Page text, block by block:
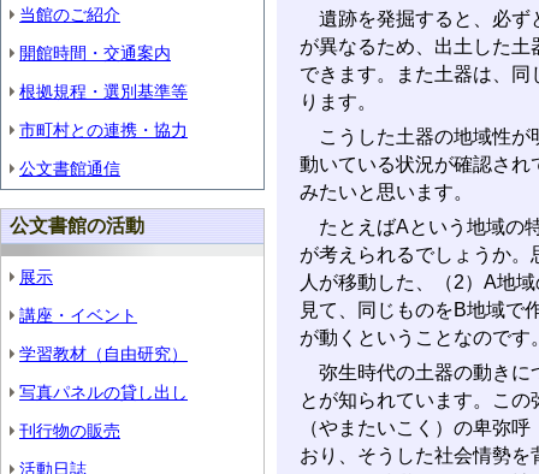
当館のご紹介
開館時間・交通案内
根拠規程・選別基準等
市町村との連携・協力
公文書館通信
公文書館の活動
展示
講座・イベント
学習教材（自由研究）
写真パネルの貸し出し
刊行物の販売
活動日誌
遺跡を発掘すると、必ず
が異なるため、出土した
できます。また土器は、
ります。
こうした土器の地域性が
動いている状況が確認さ
みたいと思います。
たとえばAという地域の
が考えられるでしょうか
人が移動した、（2）A地
見て、同じものをB地域で
が動くということなのです
弥生時代の土器の動きに
とが知られています。こ
（やまたいこく）の卑弥
おり、そうした社会情勢